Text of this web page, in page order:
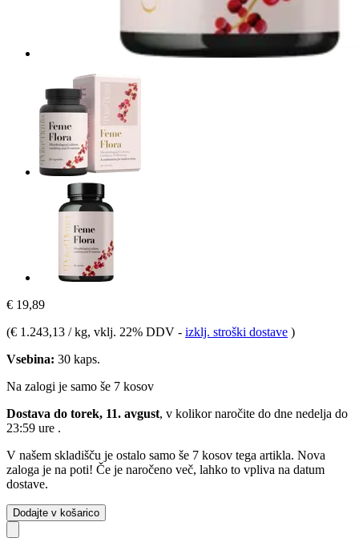
€ 19,89
(€ 1.243,13 / kg, vklj. 22% DDV - izklj. stroški dostave )
Vsebina: 30 kaps.
Na zalogi je samo še 7 kosov
Dostava do torek, 11. avgust, v kolikor naročite do dne nedelja do
23:59 ure .
V našem skladišču je ostalo samo še 7 kosov tega artikla. Nova
zaloga je na poti! Če je naročeno več, lahko to vpliva na datum
dostave.
Dodajte v košarico